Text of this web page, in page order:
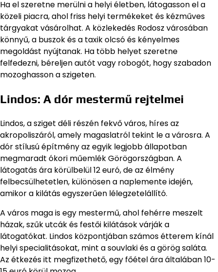
Ha el szeretne merülni a helyi életben, látogasson el a
közeli piacra, ahol friss helyi termékeket és kézműves
tárgyakat vásárolhat. A közlekedés Rodosz városában
könnyű, a buszok és a taxik olcsó és kényelmes
megoldást nyújtanak. Ha több helyet szeretne
felfedezni, béreljen autót vagy robogót, hogy szabadon
mozoghasson a szigeten.
Lindos: A dór mestermű rejtelmei
Lindos, a sziget déli részén fekvő város, híres az
akropoliszáról, amely magaslatról tekint le a városra. A
dór stílusú építmény az egyik legjobb állapotban
megmaradt ókori műemlék Görögországban. A
látogatás ára körülbelül 12 euró, de az élmény
felbecsülhetetlen, különösen a naplemente idején,
amikor a kilátás egyszerűen lélegzetelállító.
A város maga is egy mestermű, ahol fehérre meszelt
házak, szűk utcák és festői kilátások várják a
látogatókat. Lindos központjában számos étterem kínál
helyi specialitásokat, mint a souvlaki és a görög saláta.
Az étkezés itt megfizethető, egy főétel ára általában 10-